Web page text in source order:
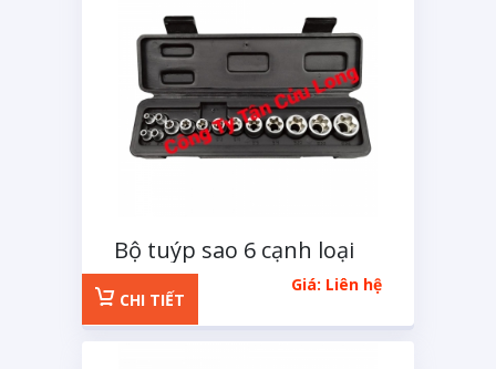
Bộ tuýp sao 6 cạnh loại
tuýp E 14 chi tiết
Giá: Liên hệ
CHI TIẾT